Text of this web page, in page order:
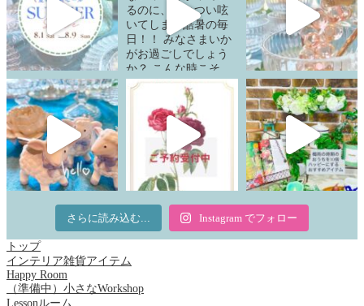
さらに読み込む... Instagram でフォロー
トップ
インテリア雑貨アイテム
Happy Room
（準備中）小さなWorkshop
Lessonルーム